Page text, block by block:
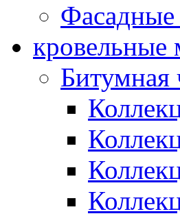
Фасадные
кровельные
Битумная